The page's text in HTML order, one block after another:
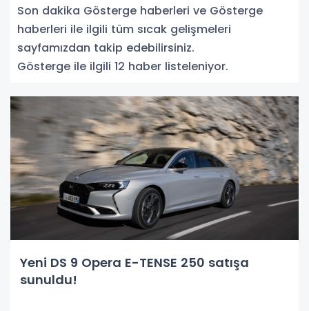
Son dakika Gösterge haberleri ve Gösterge
haberleri ile ilgili tüm sıcak gelişmeleri
sayfamızdan takip edebilirsiniz.
Gösterge ile ilgili 12 haber listeleniyor.
Yeni DS 9 Opera E-TENSE 250 satışa
sunuldu!